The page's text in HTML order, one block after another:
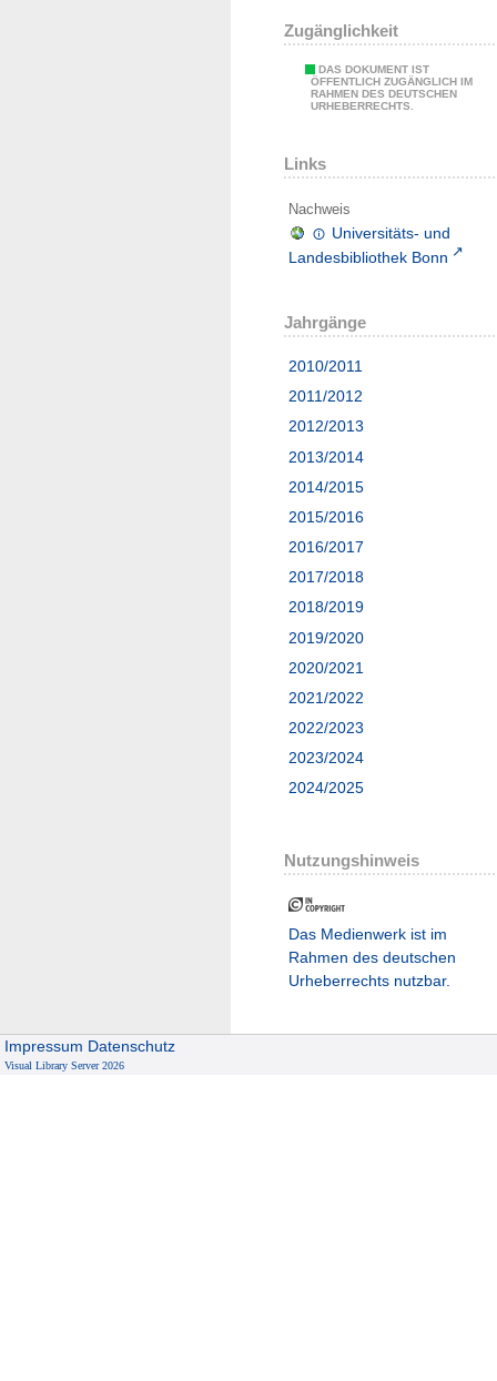
Zugänglichkeit
DAS DOKUMENT IST
ÖFFENTLICH ZUGÄNGLICH IM
RAHMEN DES DEUTSCHEN
URHEBERRECHTS.
Links
Nachweis
Universitäts- und
Landesbibliothek Bonn
Jahrgänge
2010/2011
2011/2012
2012/2013
2013/2014
2014/2015
2015/2016
2016/2017
2017/2018
2018/2019
2019/2020
2020/2021
2021/2022
2022/2023
2023/2024
2024/2025
Nutzungshinweis
Das Medienwerk ist im
Rahmen des deutschen
Urheberrechts nutzbar.
Impressum Datenschutz
Visual Library Server 2026